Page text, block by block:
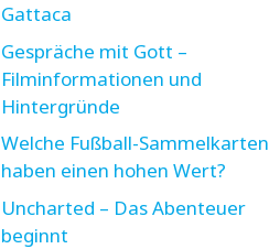
Gattaca
Gespräche mit Gott –
Filminformationen und
Hintergründe
Welche Fußball-Sammelkarten
haben einen hohen Wert?
Uncharted – Das Abenteuer
beginnt